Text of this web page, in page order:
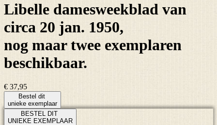
Libelle damesweekblad van
circa 20 jan. 1950,
nog maartwee exemplaren
beschikbaar.
€ 37,95
Bestel dit
unieke exemplaar
BESTEL DIT
UNIEKE EXEMPLAAR